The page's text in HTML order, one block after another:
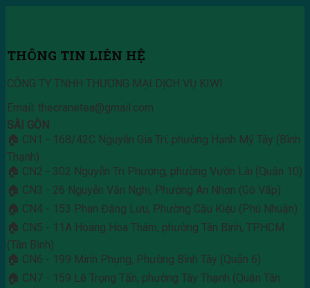
THÔNG TIN LIÊN HỆ
CÔNG TY TNHH THƯƠNG MẠI DỊCH VỤ KIWI
Email: thecranetea@gmail.com
SÀI GÒN
🏠 CN1 - 168/42C Nguyễn Gia Trí, phường Hạnh Mỹ Tây (Bình
Thạnh)
🏠 CN2 - 302 Nguyễn Tri Phương, phường Vườn Lài (Quận 10)
🏠 CN3 - 26 Nguyễn Văn Nghi, Phường An Nhơn (Gò Vấp)
🏠 CN4 - 153 Phan Đăng Lưu, Phường Cầu Kiệu (Phú Nhuận)
🏠 CN5 - 11A Hoàng Hoa Thám, phường Tân Bình, TP.HCM
(Tân Bình)
🏠 CN6 - 199 Minh Phụng, Phường Bình Tây (Quận 6)
🏠 CN7 - 159 Lê Trọng Tấn, phường Tây Thạnh (Quận Tân